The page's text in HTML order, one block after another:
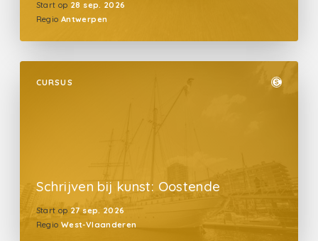
Start op 28 sep. 2026
Regio Antwerpen
CURSUS
Schrijven bij kunst: Oostende
Start op 27 sep. 2026
Regio West-Vlaanderen